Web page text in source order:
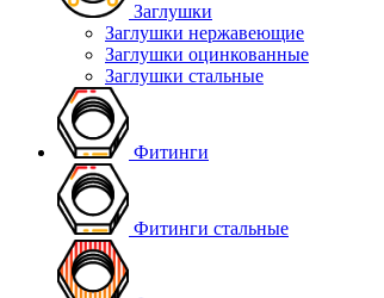
Заглушки
Заглушки нержавеющие
Заглушки оцинкованные
Заглушки стальные
Фитинги
Фитинги стальные